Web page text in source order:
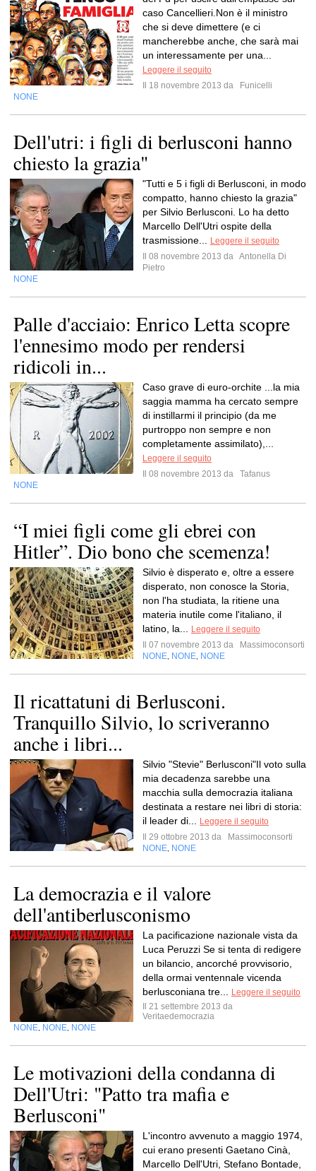
caso Cancellieri.Non è il ministro
che si deve dimettere (e ci
mancherebbe anche, che sarà mai
un interessamente per una...
Leggere il seguito
Il 18 novembre 2013 da
Funicelli
NONE
Dell'utri: i figli di berlusconi hanno
chiesto la grazia"
"Tutti e 5 i figli di Berlusconi, in modo
compatto, hanno chiesto la grazia"
per Silvio Berlusconi. Lo ha detto
Marcello Dell'Utri ospite della
trasmissione...
Leggere il seguito
Il 08 novembre 2013 da Antonella Di
Pietro
NONE
Palle d'acciaio: Enrico Letta scopre
l'ennesimo modo per rendersi
ridicoli in...
Caso grave di euro-orchite ...la mia
saggia mamma ha cercato sempre
di instillarmi il principio (da me
purtroppo non sempre e non
completamente assimilato),...
Leggere il seguito
Il 08 novembre 2013 da
Tafanus
NONE
“I miei figli come gli ebrei con
Hitler”. Dio bono che scemenza!
Silvio è disperato e, oltre a essere
disperato, non conosce la Storia,
non l'ha studiata, la ritiene una
materia inutile come l'italiano, il
latino, la...
Leggere il seguito
Il 07 novembre 2013 da
Massimoconsorti
NONE NONE NONE
Il ricattatuni di Berlusconi.
Tranquillo Silvio, lo scriveranno
anche i libri...
Silvio "Stevie" Berlusconi"Il voto sulla
mia decadenza sarebbe una
macchia sulla democrazia italiana
destinata a restare nei libri di storia:
il leader di...
Leggere il seguito
Il 29 ottobre 2013 da
Massimoconsorti
NONE NONE
La democrazia e il valore
dell'antiberlusconismo
La pacificazione nazionale vista da
Luca Peruzzi Se si tenta di redigere
un bilancio, ancorché provvisorio,
della ormai ventennale vicenda
berlusconiana tre...
Leggere il seguito
Il 21 settembre 2013 da
Veritaedemocrazia
NONE NONE NONE
Le motivazioni della condanna di
Dell'Utri: "Patto tra mafia e
Berlusconi"
L'incontro avvenuto a maggio 1974,
cui erano presenti Gaetano Cinà,
Marcello Dell'Utri, Stefano Bontade,